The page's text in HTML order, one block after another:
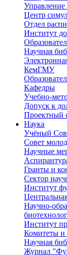
Центр
Отдел
Институт
Научная
КемГМУ
Кафедры
Учебно-
Допуск к
Проектный
Наука
Учёный
Совет
Научные
Гранты и
Сектор
Институт
Научно-
Институт
Комитеты и
Научная
Журнал